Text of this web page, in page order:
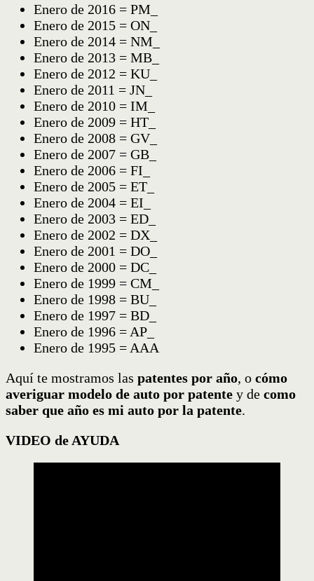
Enero de 2016 = PM_
Enero de 2015 = ON_
Enero de 2014 = NM_
Enero de 2013 = MB_
Enero de 2012 = KU_
Enero de 2011 = JN_
Enero de 2010 = IM_
Enero de 2009 = HT_
Enero de 2008 = GV_
Enero de 2007 = GB_
Enero de 2006 = FI_
Enero de 2005 = ET_
Enero de 2004 = EI_
Enero de 2003 = ED_
Enero de 2002 = DX_
Enero de 2001 = DO_
Enero de 2000 = DC_
Enero de 1999 = CM_
Enero de 1998 = BU_
Enero de 1997 = BD_
Enero de 1996 = AP_
Enero de 1995 = AAA
Aquí te mostramos las patentes por año, o cómo
averiguar modelo de auto por patente y de como
saber que año es mi auto por la patente.
VIDEO de AYUDA